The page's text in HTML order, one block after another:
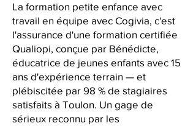
La formation petite enfance avec
travail en équipe avec Cogivia, c'est
l'assurance d'une formation certifiée
Qualiopi, conçue par Bénédicte,
éducatrice de jeunes enfants avec 15
ans d'expérience terrain — et
plébiscitée par 98 % de stagiaires
satisfaits à Toulon. Un gage de
sérieux reconnu par les